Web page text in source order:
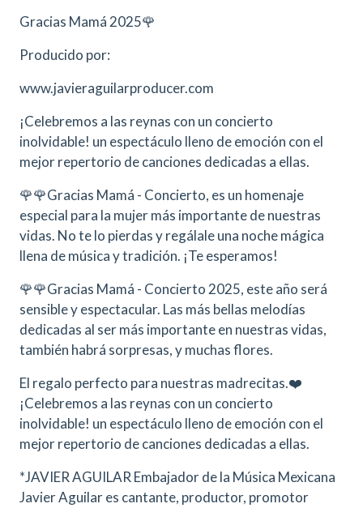
Gracias Mamá 2025🌹
Producido por:
www.javieraguilarproducer.com
¡Celebremos a las reynas con un concierto
inolvidable! un espectáculo lleno de emoción con el
mejor repertorio de canciones dedicadas a ellas.
🌹🌹Gracias Mamá - Concierto, es un homenaje
especial para la mujer más importante de nuestras
vidas. No te lo pierdas y regálale una noche mágica
llena de música y tradición. ¡Te esperamos!
🌹🌹Gracias Mamá - Concierto 2025, este año será
sensible y espectacular. Las más bellas melodías
dedicadas al ser más importante en nuestras vidas,
también habrá sorpresas, y muchas flores.
El regalo perfecto para nuestras madrecitas.❤️
¡Celebremos a las reynas con un concierto
inolvidable! un espectáculo lleno de emoción con el
mejor repertorio de canciones dedicadas a ellas.
*JAVIER AGUILAR Embajador de la Música Mexicana
Javier Aguilar es cantante, productor, promotor